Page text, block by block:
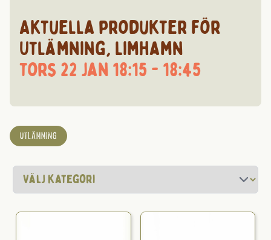
Aktuella produkter för
Utlämning, Limhamn
tors 22 jan 18:15 - 18:45
UTLÄMNING